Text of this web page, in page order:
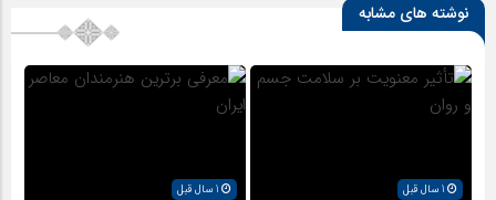
نوشته های مشابه
1 سال قبل